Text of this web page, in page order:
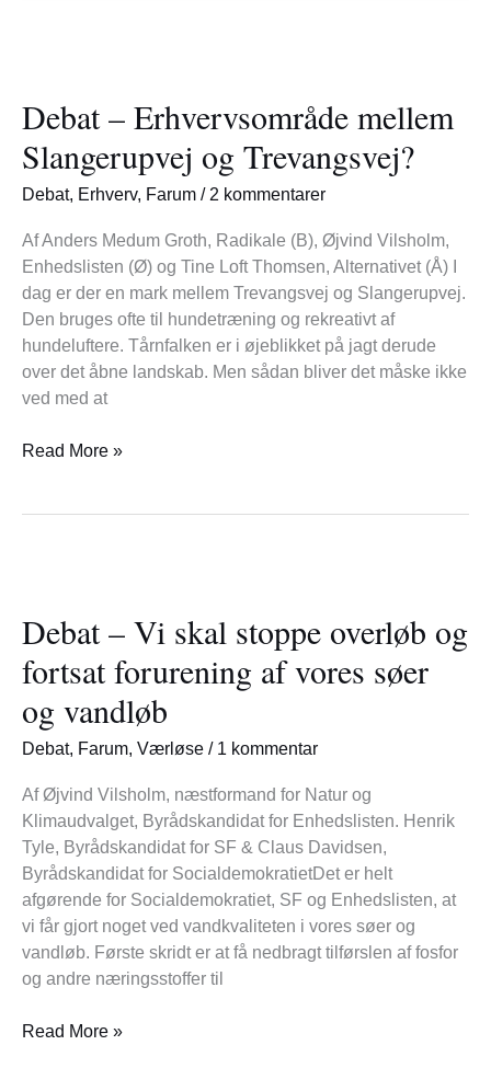
Debat – Erhvervsområde mellem
Slangerupvej og Trevangsvej?
Debat, Erhverv, Farum / 2 kommentarer
Af Anders Medum Groth, Radikale (B), Øjvind Vilsholm,
Enhedslisten (Ø) og Tine Loft Thomsen, Alternativet (Å) I
dag er der en mark mellem Trevangsvej og Slangerupvej.
Den bruges ofte til hundetræning og rekreativt af
hundeluftere. Tårnfalken er i øjeblikket på jagt derude
over det åbne landskab. Men sådan bliver det måske ikke
ved med at
Erhvervsområde
mellem
Slangerupvej
og
Read More »
Debat – Vi skal stoppe overløb og
fortsat forurening af vores søer
og vandløb
Debat, Farum, Værløse / 1 kommentar
Af Øjvind Vilsholm, næstformand for Natur og
Klimaudvalget, Byrådskandidat for Enhedslisten. Henrik
Tyle, Byrådskandidat for SF & Claus Davidsen,
Byrådskandidat for SocialdemokratietDet er helt
afgørende for Socialdemokratiet, SF og Enhedslisten, at
vi får gjort noget ved vandkvaliteten i vores søer og
vandløb. Første skridt er at få nedbragt tilførslen af fosfor
og andre næringsstoffer til
Vi
skal
stoppe
og
fortsat
af
vores
søer
og
vandløb
Read More »